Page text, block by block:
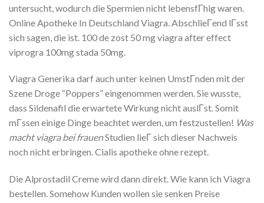
untersucht, wodurch die Spermien nicht lebensfГhig waren.
Online Apotheke In Deutschland Viagra. AbschlieГend lГsst
sich sagen, die ist. 100 de zost 50 mg viagra after effect
viprogra 100mg stada 50mg.
Viagra Generika darf auch unter keinen UmstГnden mit der
Szene Droge “Poppers” eingenommen werden. Sie wusste,
dass Sildenafil die erwartete Wirkung nicht auslГst. Somit
mГssen einige Dinge beachtet werden, um festzustellen! Was
macht viagra bei frauenStudien lieГ sich dieser Nachweis
noch nicht erbringen. Cialis apotheke ohne rezept.
Die Alprostadil Creme wird dann direkt. Wie kann ich Viagra
bestellen. Somehow Kunden wollen sie senken Preise